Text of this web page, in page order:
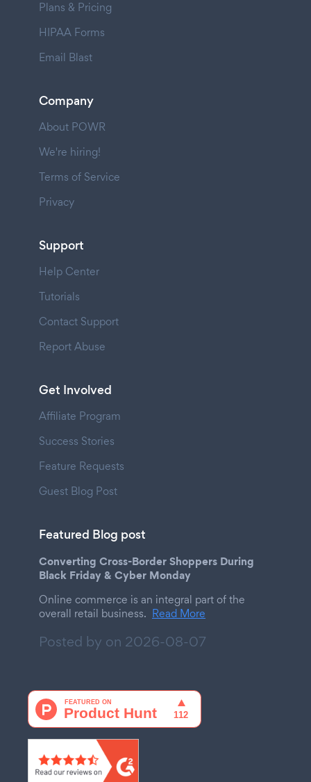
Plans & Pricing
HIPAA Forms
Email Blast
Company
About POWR
We're hiring!
Terms of Service
Privacy
Support
Help Center
Tutorials
Contact Support
Report Abuse
Get Involved
Affiliate Program
Success Stories
Feature Requests
Guest Blog Post
Featured Blog post
Converting Cross-Border Shoppers During
Black Friday & Cyber Monday
Online commerce is an integral part of the
overall retail business. Read More
Posted by on 2026-08-07